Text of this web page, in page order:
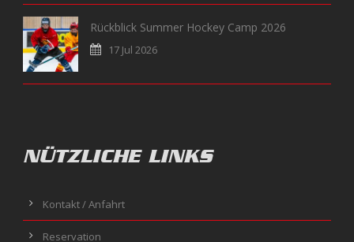
Rückblick Summer Hockey Camp 2026
17 Jul 2026
NÜTZLICHE LINKS
Kontakt / Anfahrt
Reservation